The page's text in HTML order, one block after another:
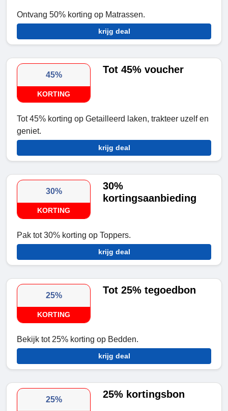
Ontvang 50% korting op Matrassen.
krijg deal
45%
KORTING
Tot 45% voucher
Tot 45% korting op Getailleerd laken, trakteer uzelf en
geniet.
krijg deal
30%
KORTING
30%
kortingsaanbieding
Pak tot 30% korting op Toppers.
krijg deal
25%
KORTING
Tot 25% tegoedbon
Bekijk tot 25% korting op Bedden.
krijg deal
25% 25% kortingsbon